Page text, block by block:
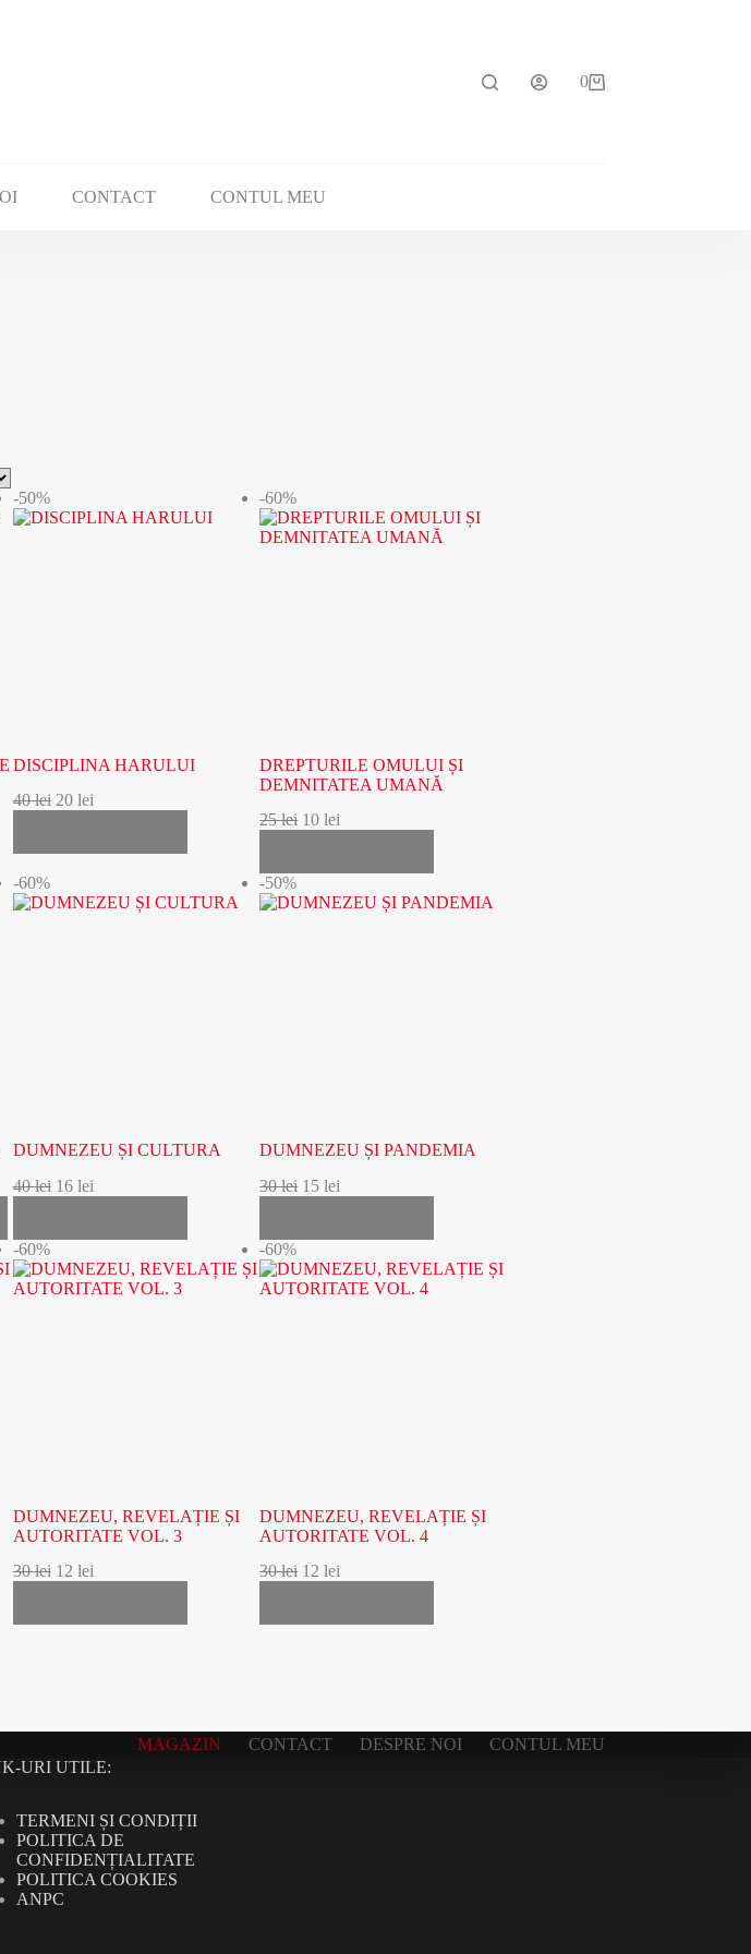
0
CONTACT CONTUL MEU
-50%
DISCIPLINA HARULUI
40lei 20 lei
-60%
DREPTURILE OMULUI ȘI
DEMNITATEA UMANĂ
25lei 10lei
-60%
DUMNEZEU ȘI CULTURA
40lei 16 lei
-50%
DUMNEZEU ȘI PANDEMIA
30lei 15lei
-60%
DUMNEZEU, REVELAȚIE ȘI
AUTORITATE VOL. 3
30lei 12 lei
-60%
DUMNEZEU, REVELAȚIE ȘI
AUTORITATE VOL. 4
30lei 12lei
MAGAZIN CONTACT DESPRE NOI
CONTUL MEU
URI UTILE:
TERMENI ȘI CONDIȚII
POLITICA DE
CONFIDENȚIALITATE
POLITICA COOKIES
ANPC